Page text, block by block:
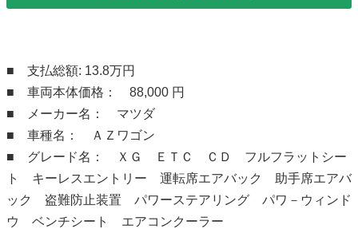
■ 支払総額: 13.8万円
■ 車両本体価格： 88,000 円
■ メーカー名： マツダ
■ 車種名： ＡＺワゴン
■ グレード名： ＸＧ ＥＴＣ ＣＤ フルフラットシー
ト キーレスエントリー 運転席エアバック 助手席エアバ
ック 盗難防止装置 パワーステアリング パワ－ウィンド
ウ ベンチシート エアコンクーラー